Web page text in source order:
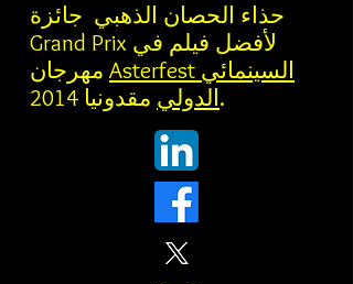
حذاء الحصان الذهبي جائزة
Grand Prix لأفضل فيلم في
Asterfest السينمائي
الدوليمقدونيا 2014.